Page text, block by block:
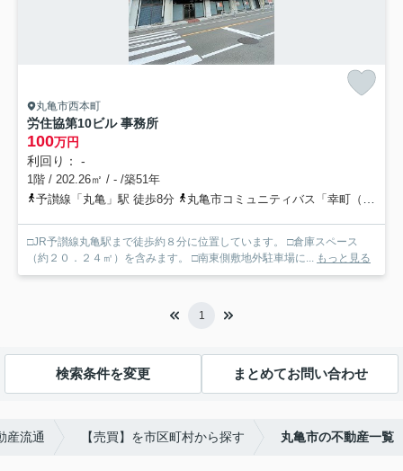
丸亀市西本町
労住協第10ビル 事務所
100万円
利回り： -
1階 / 202.26㎡ / - /築51年
予讃線「丸亀」駅 徒歩8分
丸亀市コミュニティバス「幸町（コミュニティバス）」バス停下車 徒歩1分
□JR予讃線丸亀駅まで徒歩約８分に位置しています。 □倉庫スペース
（約２０．２４㎡）を含みます。 □南東側敷地外駐車場に...
もっと見る
1
検索条件を変更 まとめてお問い合わせ
産流通 【売買】を市区町村から探す 丸亀市の不動産一覧